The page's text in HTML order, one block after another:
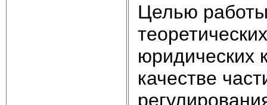
Целью
юридических
качестве